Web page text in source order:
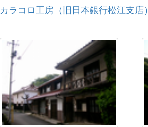
カラコロ工房（旧日本銀行松江支店